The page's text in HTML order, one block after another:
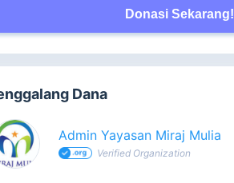
Donasi Sekarang!
Dana
Admin Yayasan Miraj Mulia
Verified Organization